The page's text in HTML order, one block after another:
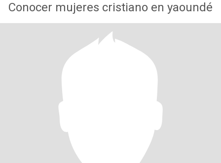
Conocer mujeres cristiano en yaoundé